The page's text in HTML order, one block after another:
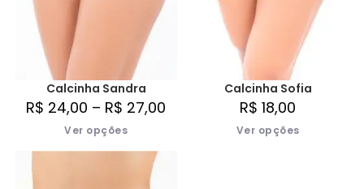
Calcinha Sandra
R$ 24,00 – R$ 27,00
Ver opções
Calcinha Sofia
R$ 18,00
Ver opções